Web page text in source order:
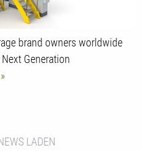
brand owners worldwide
Generation
LADEN